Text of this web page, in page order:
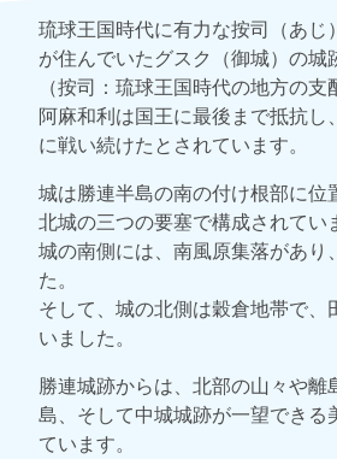
琉球王国時代に有力な按司（あじ
が住んでいたグスク（御城）の城
（按司：琉球王国時代の地方の支
阿麻和利は国王に最後まで抵抗し
に戦い続けたとされています。
城は勝連半島の南の付け根部に位
北城の三つの要塞で構成されてい
城の南側には、南風原集落があり
た。
そして、城の北側は穀倉地帯で、
いました。
勝連城跡からは、北部の山々や離
島、そして中城城跡が一望できる
ています。